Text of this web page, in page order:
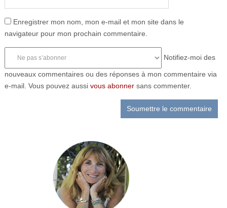
Enregistrer mon nom, mon e-mail et mon site dans le
navigateur pour mon prochain commentaire.
Notifiez-moi des
nouveaux commentaires ou des réponses à mon commentaire via
e-mail. Vous pouvez aussi vous abonnersans commenter.